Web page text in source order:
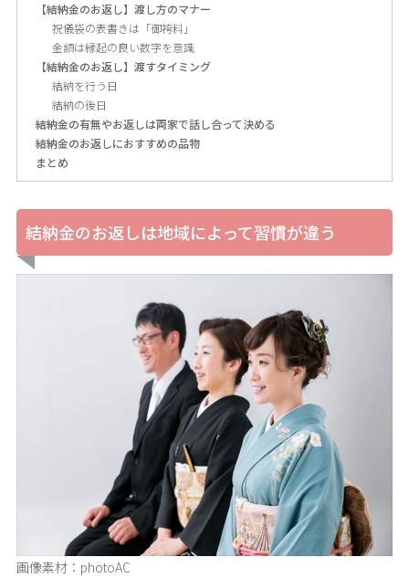
【結納金のお返し】渡し方のマナー
祝儀袋の表書きは「御袴料」
金額は縁起の良い数字を意識
【結納金のお返し】渡すタイミング
結納を行う日
結納の後日
結納金の有無やお返しは両家で話し合って決める
結納金のお返しにおすすめの品物
まとめ
結納金のお返しは地域によって習慣が違う
画像素材：photoAC